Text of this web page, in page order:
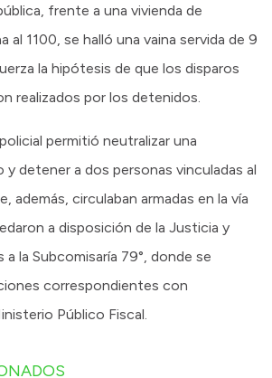
frente a una vivienda de
al 1100, se halló una vaina servida de 9
la hipótesis de que los disparos
realizados por los detenidos.
permitió neutralizar una
y detener a dos personas vinculadas al
además, circulaban armadas en la vía
a disposición de la Justicia y
la Subcomisaría 79°, donde se
correspondientes con
Público Fiscal.